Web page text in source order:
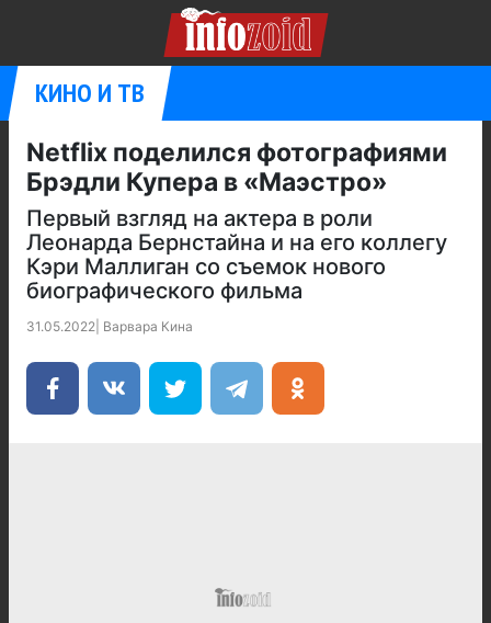
КИНО И ТВ
Netflix поделился фотографиями
Брэдли Купера в «Маэстро»
Первый взгляд на актера в роли
Леонарда Бернстайна и на его коллегу
Кэри Маллиган со съемок нового
биографического фильма
31.05.2022 Варвара Кина